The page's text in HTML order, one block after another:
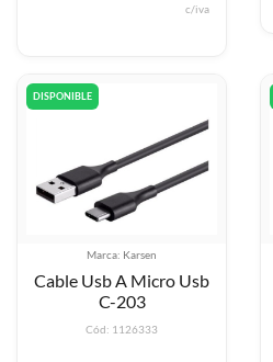
c/iva
DISPONIBLE
Marca: Karsen
Cable Usb A Micro Usb
C-203
Cód: 1126333